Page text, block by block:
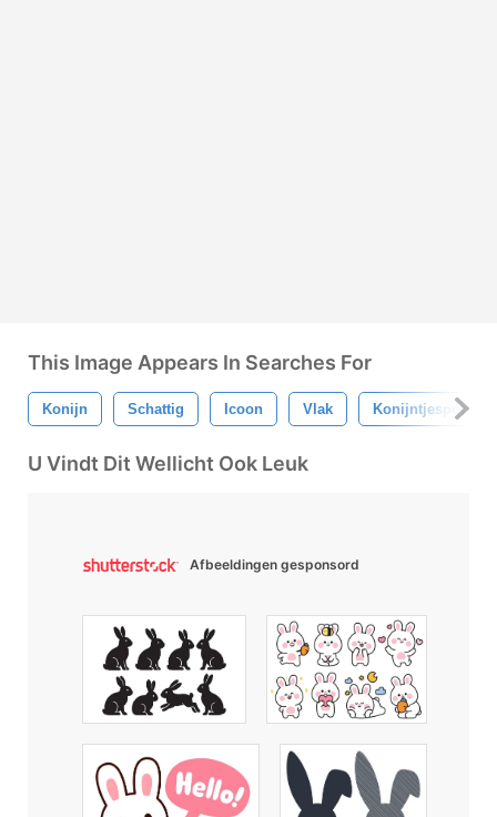
This Image Appears In Searches For
Konijn Schattig Icoon Vlak
U Vindt Dit Wellicht Ook Leuk
Afbeeldingen gesponsord